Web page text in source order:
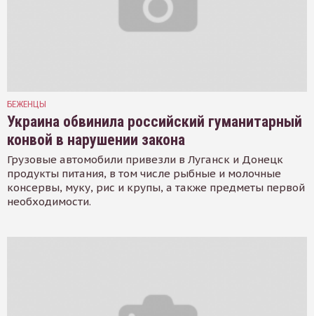
БЕЖЕНЦЫ
Украина обвинила российский гуманитарный
конвой в нарушении закона
Грузовые автомобили привезли в Луганск и Донецк
продукты питания, в том числе рыбные и молочные
консервы, муку, рис и крупы, а также предметы первой
необходимости.